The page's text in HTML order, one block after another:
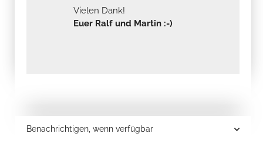
Vielen Dank!
Euer Ralf und Martin :-)
Benachrichtigen, wenn verfügbar